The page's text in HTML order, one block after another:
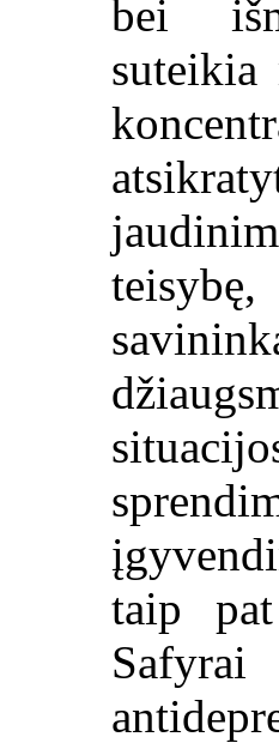
bei
suteikia
taip